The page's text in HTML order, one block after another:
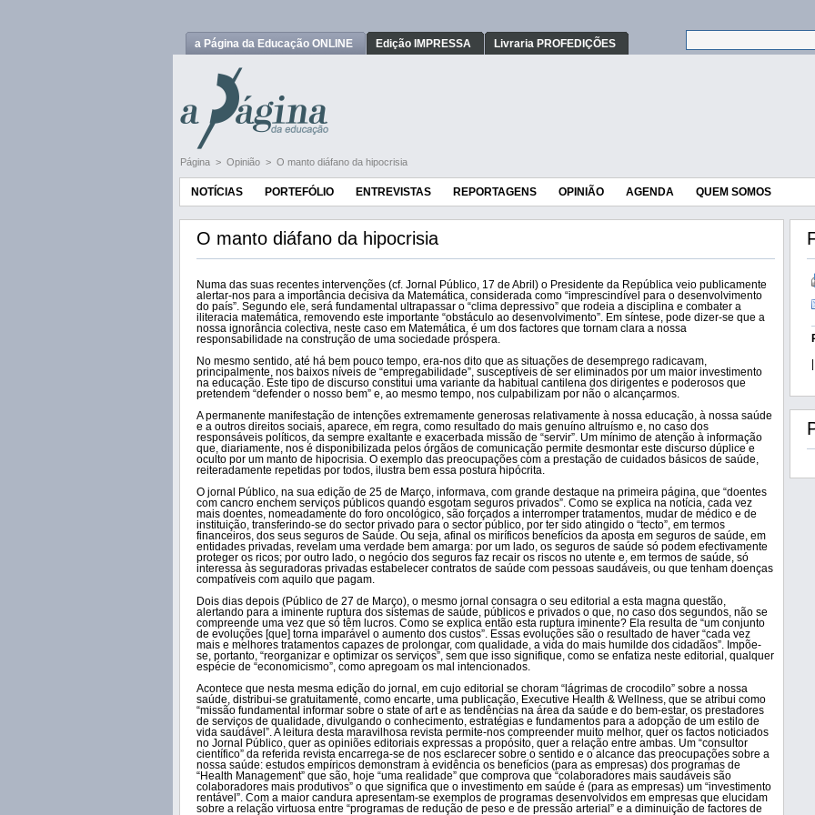
a Página da Educação ONLINE Edição IMPRESSA Livraria PROFEDIÇÕES
Página > Opinião > O manto diáfano da hipocrisia
NOTÍCIAS PORTEFÓLIO ENTREVISTAS REPORTAGENS OPINIÃO AGENDA QUEM SOMOS
O manto diáfano da hipocrisia
Numa das suas recentes intervenções (cf. Jornal Público, 17 de Abril) o Presidente da República veio publicamente
alertar-nos para a importância decisiva da Matemática, considerada como “imprescindível para o desenvolvimento
do país”. Segundo ele, será fundamental ultrapassar o “clima depressivo” que rodeia a disciplina e combater a
iliteracia matemática, removendo este importante “obstáculo ao desenvolvimento”. Em síntese, pode dizer-se que a
nossa ignorância colectiva, neste caso em Matemática, é um dos factores que tornam clara a nossa
responsabilidade na construção de uma sociedade próspera.
No mesmo sentido, até há bem pouco tempo, era-nos dito que as situações de desemprego radicavam,
principalmente, nos baixos níveis de “empregabilidade”, susceptíveis de ser eliminados por um maior investimento
na educação. Este tipo de discurso constitui uma variante da habitual cantilena dos dirigentes e poderosos que
pretendem “defender o nosso bem” e, ao mesmo tempo, nos culpabilizam por não o alcançarmos.
A permanente manifestação de intenções extremamente generosas relativamente à nossa educação, à nossa saúde
e a outros direitos sociais, aparece, em regra, como resultado do mais genuíno altruísmo e, no caso dos
responsáveis políticos, da sempre exaltante e exacerbada missão de “servir”. Um mínimo de atenção à informação
que, diariamente, nos é disponibilizada pelos órgãos de comunicação permite desmontar este discurso dúplice e
oculto por um manto de hipocrisia. O exemplo das preocupações com a prestação de cuidados básicos de saúde,
reiteradamente repetidas por todos, ilustra bem essa postura hipócrita.
O jornal Público, na sua edição de 25 de Março, informava, com grande destaque na primeira página, que “doentes
com cancro enchem serviços públicos quando esgotam seguros privados”. Como se explica na notícia, cada vez
mais doentes, nomeadamente do foro oncológico, são forçados a interromper tratamentos, mudar de médico e de
instituição, transferindo-se do sector privado para o sector público, por ter sido atingido o “tecto”, em termos
financeiros, dos seus seguros de Saúde. Ou seja, afinal os miríficos benefícios da aposta em seguros de saúde, em
entidades privadas, revelam uma verdade bem amarga: por um lado, os seguros de saúde só podem efectivamente
proteger os ricos; por outro lado, o negócio dos seguros faz recair os riscos no utente e, em termos de saúde, só
interessa às seguradoras privadas estabelecer contratos de saúde com pessoas saudáveis, ou que tenham doenças
compatíveis com aquilo que pagam.
Dois dias depois (Público de 27 de Março), o mesmo jornal consagra o seu editorial a esta magna questão,
alertando para a iminente ruptura dos sistemas de saúde, públicos e privados o que, no caso dos segundos, não se
compreende uma vez que só têm lucros. Como se explica então esta ruptura iminente? Ela resulta de “um conjunto
de evoluções [que] torna imparável o aumento dos custos”. Essas evoluções são o resultado de haver “cada vez
mais e melhores tratamentos capazes de prolongar, com qualidade, a vida do mais humilde dos cidadãos”. Impõe-
se, portanto, “reorganizar e optimizar os serviços”, sem que isso signifique, como se enfatiza neste editorial, qualquer
espécie de “economicismo”, como apregoam os mal intencionados.
Acontece que nesta mesma edição do jornal, em cujo editorial se choram “lágrimas de crocodilo” sobre a nossa
saúde, distribui-se gratuitamente, como encarte, uma publicação, Executive Health & Wellness, que se atribui como
“missão fundamental informar sobre o state of art e as tendências na área da saúde e do bem-estar, os prestadores
de serviços de qualidade, divulgando o conhecimento, estratégias e fundamentos para a adopção de um estilo de
vida saudável”. A leitura desta maravilhosa revista permite-nos compreender muito melhor, quer os factos noticiados
no Jornal Público, quer as opiniões editoriais expressas a propósito, quer a relação entre ambas. Um “consultor
científico” da referida revista encarrega-se de nos esclarecer sobre o sentido e o alcance das preocupações sobre a
nossa saúde: estudos empíricos demonstram à evidência os benefícios (para as empresas) dos programas de
“Health Management” que são, hoje “uma realidade” que comprova que “colaboradores mais saudáveis são
colaboradores mais produtivos” o que significa que o investimento em saúde é (para as empresas) um “investimento
rentável”. Com a maior candura apresentam-se exemplos de programas desenvolvidos em empresas que elucidam
sobre a relação virtuosa entre “programas de redução de peso e de pressão arterial” e a diminuição de factores de